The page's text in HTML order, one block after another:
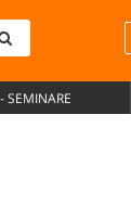
SEMINARE